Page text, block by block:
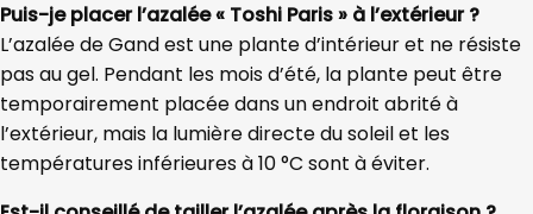
Puis-je placer l’azalée « Toshi Paris » à l’extérieur ?
L’azalée de Gand est une plante d’intérieur et ne résiste
pas au gel. Pendant les mois d’été, la plante peut être
temporairement placée dans un endroit abrité à
l’extérieur, mais la lumière directe du soleil et les
températures inférieures à 10 °C sont à éviter.